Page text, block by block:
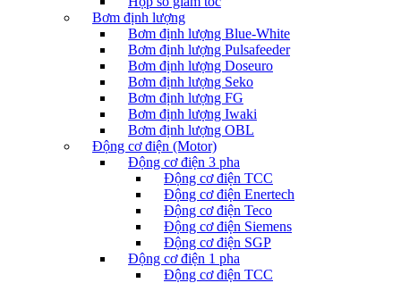
Bơm định lượng
Bơm định lượng Blue-White
Bơm định lượng Pulsafeeder
Bơm định lượng Doseuro
Bơm định lượng Seko
Bơm định lượng FG
Bơm định lượng Iwaki
Bơm định lượng OBL
Động cơ điện (Motor)
Động cơ điện 3 pha
Động cơ điện TCC
Động cơ điện Enertech
Động cơ điện Teco
Động cơ điện Siemens
Động cơ điện SGP
Động cơ điện 1 pha
Động cơ điện TCC